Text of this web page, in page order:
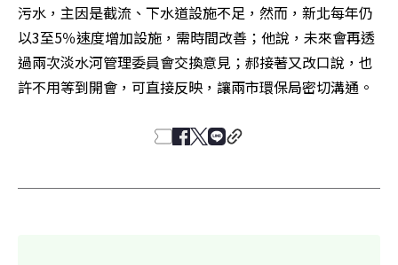
污水，主因是截流、下水道設施不足，然而，新北每年仍
以3至5％速度增加設施，需時間改善；他說，未來會再透
過兩次淡水河管理委員會交換意見；郝接著又改口說，也
許不用等到開會，可直接反映，讓兩市環保局密切溝通。